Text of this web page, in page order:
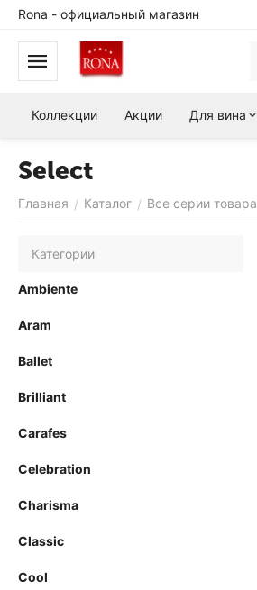
Rona - официальный магазин
Коллекции Акции Для вина
Select
Главная / Каталог / Все серии товара
Категории
Ambiente
Aram
Ballet
Brilliant
Carafes
Celebration
Charisma
Classic
Cool